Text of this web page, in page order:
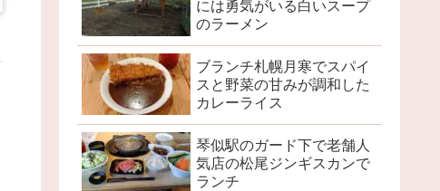
には勇気がいる白いスープ
のラーメン
ブランチ札幌月寒でスパイ
スと野菜の甘みが調和した
カレーライス
琴似駅のガード下で老舗人
気店の松尾ジンギスカンで
ランチ